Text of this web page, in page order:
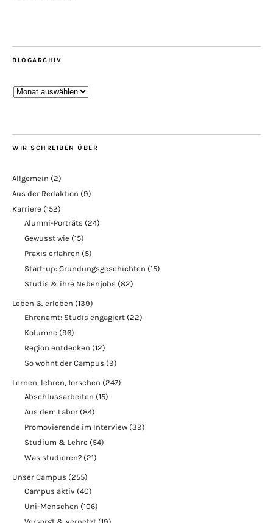
BLOGARCHIV
Blogarchiv
WIR SCHREIBEN ÜBER
Allgemein (2)
Aus der Redaktion (9)
Karriere (152)
Alumni-Porträts (24)
Gewusst wie (15)
Praxis erfahren (5)
Start-up: Gründungsgeschichten (15)
Studis & ihre Nebenjobs (82)
Leben & erleben (139)
Ehrenamt: Studis engagiert (22)
Kolumne (96)
Region entdecken (12)
So wohnt der Campus (9)
Lernen, lehren, forschen (247)
Abschlussarbeiten (15)
Aus dem Labor (84)
Promovierende im Interview (39)
Studium & Lehre (54)
Was studieren? (21)
Unser Campus (255)
Campus aktiv (40)
Uni-Menschen (106)